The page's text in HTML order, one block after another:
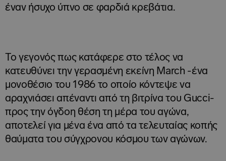
έναν ήσυχο ύπνο σε φαρδιά κρεβάτια.
Το γεγονός πως κατάφερε στο τέλος να
κατευθύνει την γερασμένη εκείνη March -ένα
μονοθέσιο του 1986 το οποίο κόντεψε να
αραχνιάσει απέναντι από τη βιτρίνα του Gucci-
προς την όγδοη θέση τη μέρα του αγώνα,
αποτελεί για μένα ένα από τα τελευταίας κοπής
θαύματα του σύγχρονου κόσμου των αγώνων.